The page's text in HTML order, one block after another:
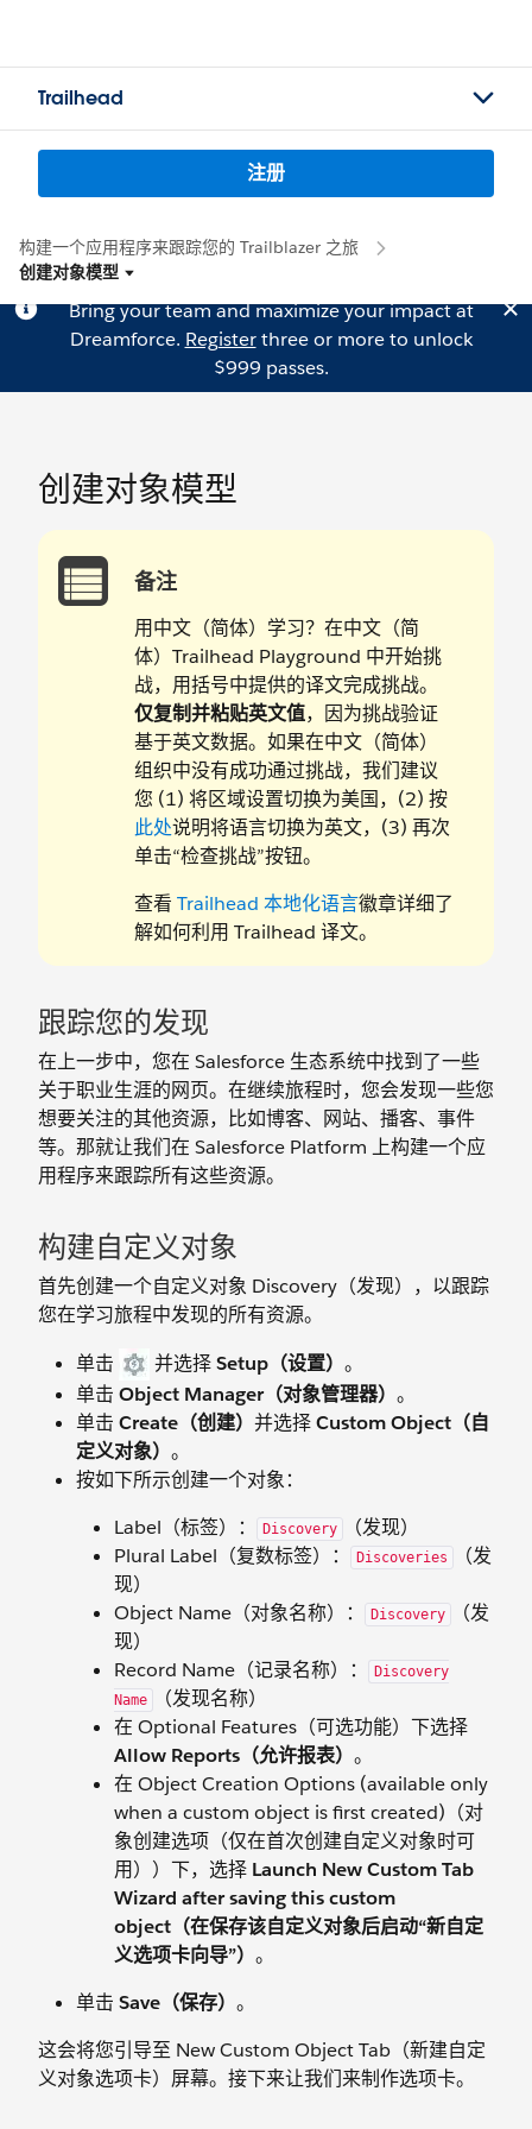
Trailhead
注册
构建一个应用程序来跟踪您的 Trailblazer 之旅
创建对象模型
Bring your team and maximize your impact at
Dreamforce. Registerthree or more to unlock
$999 passes.
创建对象模型
备注
用中文（简体）学习？在中文（简
体）Trailhead Playground 中开始挑
战，用括号中提供的译文完成挑战。
仅复制并粘贴英文值，因为挑战验证
基于英文数据。如果在中文（简体）
组织中没有成功通过挑战，我们建议
您 (1) 将区域设置切换为美国，(2) 按
此处说明将语言切换为英文，(3) 再次
单击“检查挑战”按钮。
查看 Trailhead 本地化语言徽章详细了
解如何利用 Trailhead 译文。
跟踪您的发现
在上一步中，您在 Salesforce 生态系统中找到了一些
关于职业生涯的网页。在继续旅程时，您会发现一些您
想要关注的其他资源，比如博客、网站、播客、事件
等。那就让我们在 Salesforce Platform 上构建一个应
用程序来跟踪所有这些资源。
构建自定义对象
首先创建一个自定义对象 Discovery（发现），以跟踪
您在学习旅程中发现的所有资源。
单击
并选择Setup（设置） 。
单击 Object Manager（对象管理器） 。
单击 Create（创建） 并选择Custom Object（自
定义对象） 。
按如下所示创建一个对象：
Label（标签）：
Discovery
（发现）
Plural Label（复数标签）：
Discoveries
（发
现）
Object Name（对象名称）：
Discovery
（发
现）
Record Name（记录名称）：
Discovery
Name
（发现名称）
在 Optional Features（可选功能）下选择
Allow Reports（允许报表） 。
在 Object Creation Options (available only
when a custom object is first created)（对
象创建选项（仅在首次创建自定义对象时可
用））下，选择 Launch New Custom Tab
Wizard after saving this custom
object（在保存该自定义对象后启动“新自定
义选项卡向导”） 。
单击 Save（保存） 。
这会将您引导至 New Custom Object Tab（新建自定
义对象选项卡）屏幕。接下来让我们来制作选项卡。